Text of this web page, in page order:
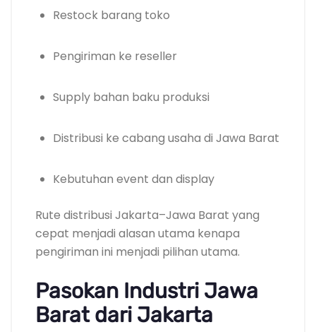
Restock barang toko
Pengiriman ke reseller
Supply bahan baku produksi
Distribusi ke cabang usaha di Jawa Barat
Kebutuhan event dan display
Rute distribusi Jakarta–Jawa Barat yang
cepat menjadi alasan utama kenapa
pengiriman ini menjadi pilihan utama.
Pasokan Industri Jawa
Barat dari Jakarta